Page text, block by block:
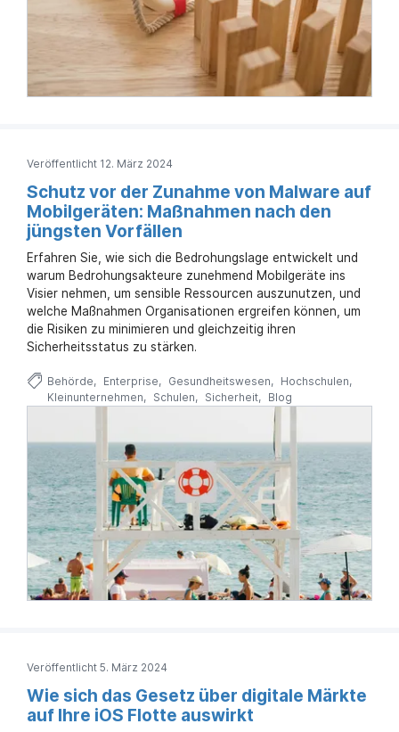
Veröffentlicht 12. März 2024
Schutz vor der Zunahme von Malware auf
Mobilgeräten: Maßnahmen nach den
jüngsten Vorfällen
Erfahren Sie, wie sich die Bedrohungslage entwickelt und
warum Bedrohungsakteure zunehmend Mobilgeräte ins
Visier nehmen, um sensible Ressourcen auszunutzen, und
welche Maßnahmen Organisationen ergreifen können, um
die Risiken zu minimieren und gleichzeitig ihren
Sicherheitsstatus zu stärken.
Behörde Enterprise Gesundheitswesen
Hochschulen
Kleinunternehmen
Schulen Sicherheit Blog
Veröffentlicht 5. März 2024
Wie sich das Gesetz über digitale Märkte
auf Ihre iOS Flotte auswirkt